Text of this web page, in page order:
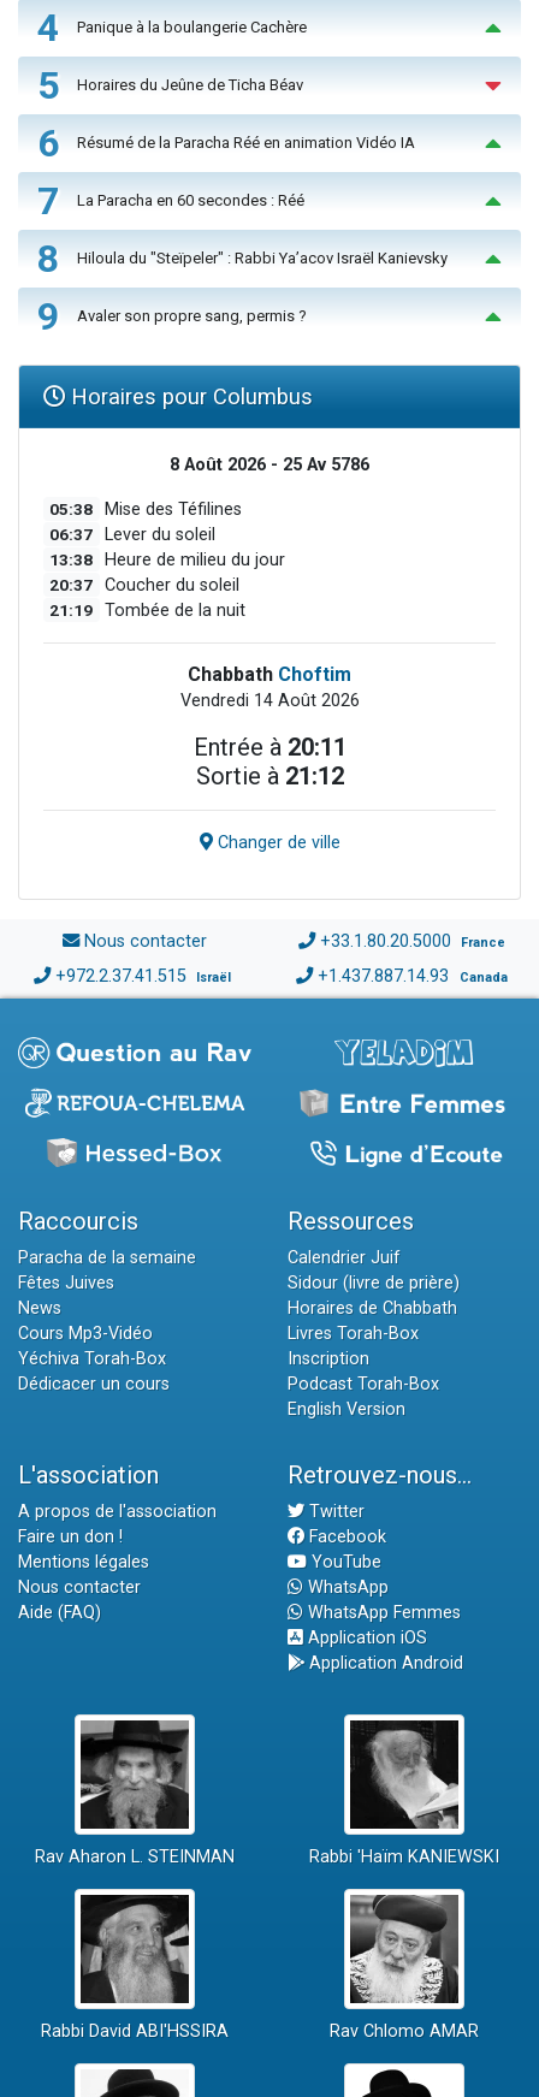
4 Panique à la boulangerie Cachère
5 Horaires du Jeûne de Ticha Béav
6 Résumé de la Paracha Réé en animation Vidéo IA
7 La Paracha en 60 secondes : Réé
8 Hiloula du "Steïpeler" : Rabbi Ya’acov Israël Kanievsky
9 Avaler son propre sang, permis ?
Horaires pour Columbus
8 Août 2026 - 25 Av 5786
05:38 Mise des Téfilines
06:37 Lever du soleil
13:38 Heure de milieu du jour
20:37 Coucher du soleil
21:19 Tombée de la nuit
Chabbath Choftim
Vendredi 14 Août 2026
Entrée à 20:11
Sortie à 21:12
Changer de ville
Nous contacter +33.1.80.20.5000 France
+972.2.37.41.515 Israël +1.437.887.14.93 Canada
Raccourcis
Paracha de la semaine
Fêtes Juives
News
Cours Mp3-Vidéo
Yéchiva Torah-Box
Dédicacer un cours
Ressources
Calendrier Juif
Sidour (livre de prière)
Horaires de Chabbath
Livres Torah-Box
Inscription
Podcast Torah-Box
English Version
L'association
A propos de l'association
Faire un don !
Mentions légales
Nous contacter
Aide (FAQ)
Retrouvez-nous...
Twitter
Facebook
YouTube
WhatsApp
WhatsApp Femmes
Application iOS
Application Android
Rav Aharon L. STEINMAN Rabbi 'Haïm KANIEWSKI
Rabbi David ABI'HSSIRA Rav Chlomo AMAR